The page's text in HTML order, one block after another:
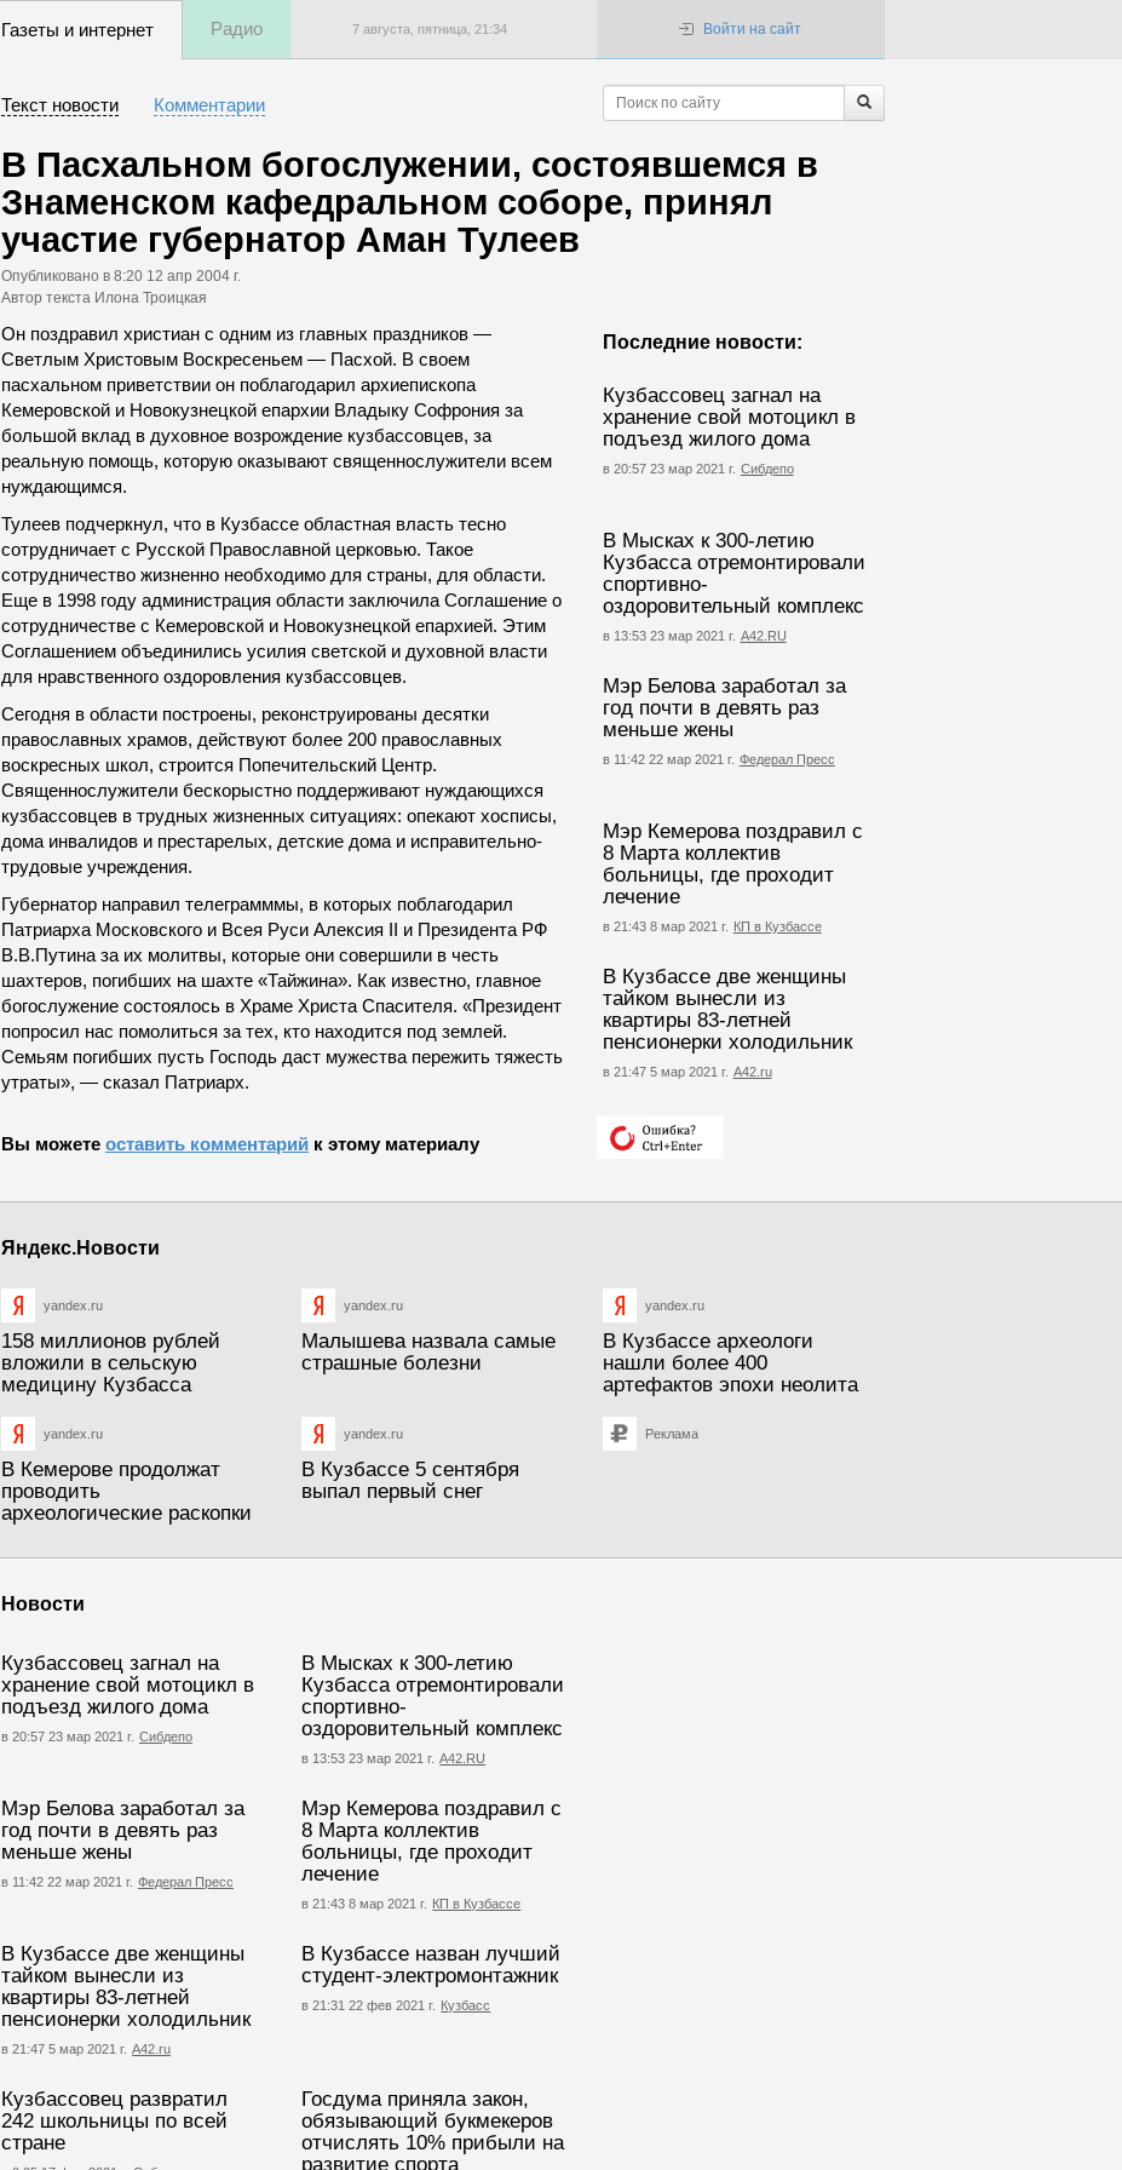
Газеты и интернет Радио 7 августа, пятница, 21 :34 Войти на сайт
Текст новости Комментарии
В Пасхальном богослужении, состоявшемся в
Знаменском кафедральном соборе, принял
участие губернатор Аман Тулеев
Опубликовано в 8:20 12 апр 2004 г.
Автор текста Илона Троицкая
Последние новости:
Кузбассовец загнал на
хранение свой мотоцикл в
подъезд жилого дома
в 20:57 23 мар 2021 г. Сибдепо
В Мысках к 300-летию
Кузбасса отремонтировали
спортивно-
оздоровительный комплекс
в 13:53 23 мар 2021 г. А42.RU
Мэр Белова заработал за
год почти в девять раз
меньше жены
в 11:42 22 мар 2021 г. Федерал Пресс
Мэр Кемерова поздравил с
8 Марта коллектив
больницы, где проходит
лечение
в 21:43 8 мар 2021 г. КП в Кузбассе
В Кузбассе две женщины
тайком вынесли из
квартиры 83-летней
пенсионерки холодильник
в 21:47 5 мар 2021 г. А42.ru
Он поздравил христиан с одним из главных праздников —
Светлым Христовым Воскресеньем — Пасхой. В своем
пасхальном приветствии он поблагодарил архиепископа
Кемеровской и Новокузнецкой епархии Владыку Софрония за
большой вклад в духовное возрождение кузбассовцев, за
реальную помощь, которую оказывают священнослужители всем
нуждающимся.
Тулеев подчеркнул, что в Кузбассе областная власть тесно
сотрудничает с Русской Православной церковью. Такое
сотрудничество жизненно необходимо для страны, для области.
Еще в 1998 году администрация области заключила Соглашение о
сотрудничестве с Кемеровской и Новокузнецкой епархией. Этим
Соглашением объединились усилия светской и духовной власти
для нравственного оздоровления кузбассовцев.
Сегодня в области построены, реконструированы десятки
православных храмов, действуют более 200 православных
воскресных школ, строится Попечительский Центр.
Священнослужители бескорыстно поддерживают нуждающихся
кузбассовцев в трудных жизненных ситуациях: опекают хосписы,
дома инвалидов и престарелых, детские дома и исправительно-
трудовые учреждения.
Губернатор направил телеграмммы, в которых поблагодарил
Патриарха Московского и Всея Руси Алексия II и Президента РФ
В.В.Путина за их молитвы, которые они совершили в честь
шахтеров, погибших на шахте «Тайжина». Как известно, главное
богослужение состоялось в Храме Христа Спасителя. «Президент
попросил нас помолиться за тех, кто находится под землей.
Семьям погибших пусть Господь даст мужества пережить тяжесть
утраты», — сказал Патриарх.
Вы можете оставить комментарий к этому материалу
Яндекс.Новости
yandex.ru
158 миллионов рублей
вложили в сельскую
медицину Кузбасса
yandex.ru
Малышева назвала самые
страшные болезни
yandex.ru
В Кузбассе археологи
нашли более 400
артефактов эпохи неолита
yandex.ru
В Кемерове продолжат
проводить
археологические раскопки
yandex.ru
В Кузбассе 5 сентября
выпал первый снег
Реклама
Новости
Кузбассовец загнал на
хранение свой мотоцикл в
подъезд жилого дома
в 20:57 23 мар 2021 г. Сибдепо
В Мысках к 300-летию
Кузбасса отремонтировали
спортивно-
оздоровительный комплекс
в 13:53 23 мар 2021 г. А42.RU
Мэр Белова заработал за
год почти в девять раз
меньше жены
в 11:42 22 мар 2021 г. Федерал Пресс
Мэр Кемерова поздравил с
8 Марта коллектив
больницы, где проходит
лечение
в 21:43 8 мар 2021 г. КП в Кузбассе
В Кузбассе две женщины
тайком вынесли из
квартиры 83-летней
пенсионерки холодильник
в 21:47 5 мар 2021 г. А42.ru
В Кузбассе назван лучший
студент-электромонтажник
в 21:31 22 фев 2021 г. Кузбасс
Кузбассовец развратил
242 школьницы по всей
стране
Госдума приняла закон,
обязывающий букмекеров
отчислять 10% прибыли на
развитие спорта